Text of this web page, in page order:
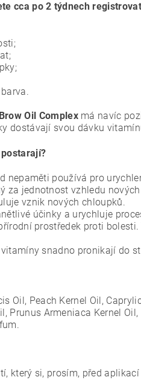
cca po 2 týdnech
Brow Oil Complexmá navíc
dostávají svou dávku
nepaměti používá pro
za jednotnost vzhledu
vznik nových chloupků.
účinky a urychluje
prostředek proti
snadno pronikají do
Oil, Peach Kernel Oil,
Prunus Armeniaca Kernel
který si, prosím, před